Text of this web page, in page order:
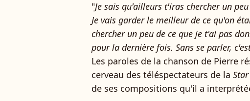
"Je sais qu'ailleurs t'iras chercher un
Je vais garder le meilleur de ce qu'on
chercher un peu de ce que je t'ai pas
pour la dernière fois. Sans se parler,
Les paroles de la chanson de Pierre
cerveau des téléspectateurs de la
de ses compositions qu'il a